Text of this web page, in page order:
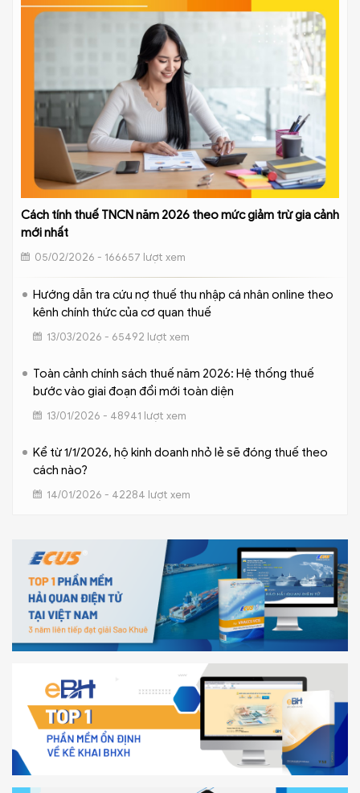
Cách tính thuế TNCN năm 2026 theo mức giảm trừ gia cảnh
mới nhất
05/02/2026 - 166657 lượt xem
Hướng dẫn tra cứu nợ thuế thu nhập cá nhân online theo
kênh chính thức của cơ quan thuế
13/03/2026 - 65492 lượt xem
Toàn cảnh chính sách thuế năm 2026: Hệ thống thuế
bước vào giai đoạn đổi mới toàn diện
13/01/2026 - 48941 lượt xem
Kể từ 1/1/2026, hộ kinh doanh nhỏ lẻ sẽ đóng thuế theo
cách nào?
14/01/2026 - 42284 lượt xem